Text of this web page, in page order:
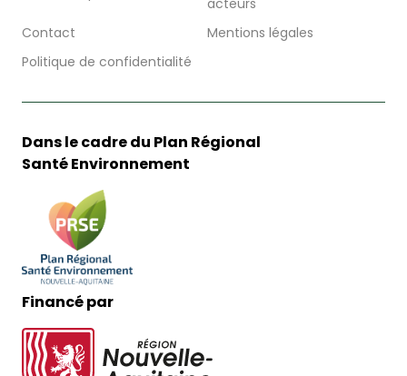
acteurs
Contact
Mentions légales
Politique de confidentialité
Dans le cadre du Plan Régional
Santé Environnement
Financé par